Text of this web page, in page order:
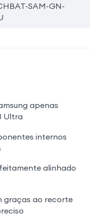
SAM-GN-
apenas
Ultra
internos
alinhado
graças ao recorte